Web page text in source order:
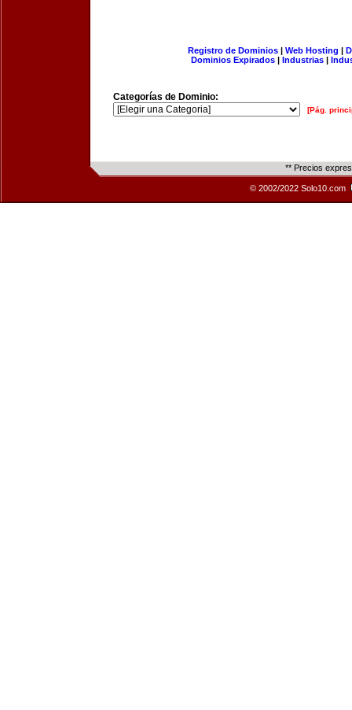
Registro de Dominios| Web Hosting |
Dominios Expirados | Industrias |
Categorías de Dominio:
[Pág.
** Precios
© 2002/2022 Solo10.com